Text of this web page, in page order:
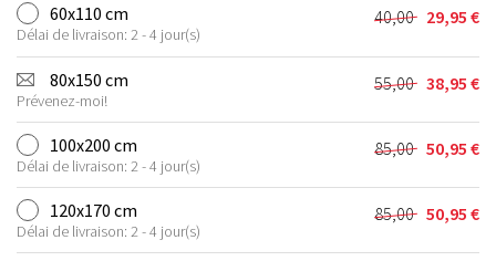
60x110 cm
Délai de livraison: 2 - 4 jour(s)
40,00
Le
prix
initial
était :
40,00 €.
29,95 €
Le
prix
actuel
est :
29,95 €.
80x150 cm
Prévenez-moi!
55,00
Le
prix
initial
était :
55,00 €.
38,95 €
Le
prix
actuel
est :
38,95 €.
100x200 cm
Délai de livraison: 2 - 4 jour(s)
85,00
Le
prix
initial
était :
85,00 €.
50,95 €
Le
prix
actuel
est :
50,95 €.
120x170 cm
Délai de livraison: 2 - 4 jour(s)
85,00
Le
prix
50,95 €
Le
prix